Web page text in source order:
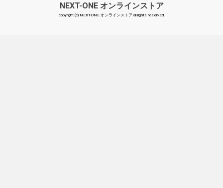
NEXT-ONE オンラインストア
copyright (c) NEXT-ONE オンラインストア all rights reserved.